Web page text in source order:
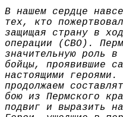
В нашем сердце
тех, кто
защищая страну в
операции (СВО).
значительную роль
бойцы, проявившие
настоящими
продолжаем
бою из Пермского
подвиг и выразить